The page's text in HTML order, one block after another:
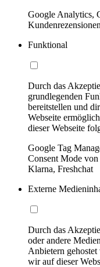
Google Analytics,
Funktional
Durch das
grundlegenden
bereitstellen und
Webseite
dieser Webseite
Google Tag
Consent Mode
Klarna, Freshchat
Externe
Durch das
oder andere
Anbietern
wir auf dieser